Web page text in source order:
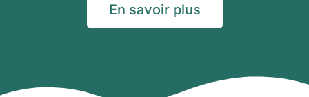
En savoir plus